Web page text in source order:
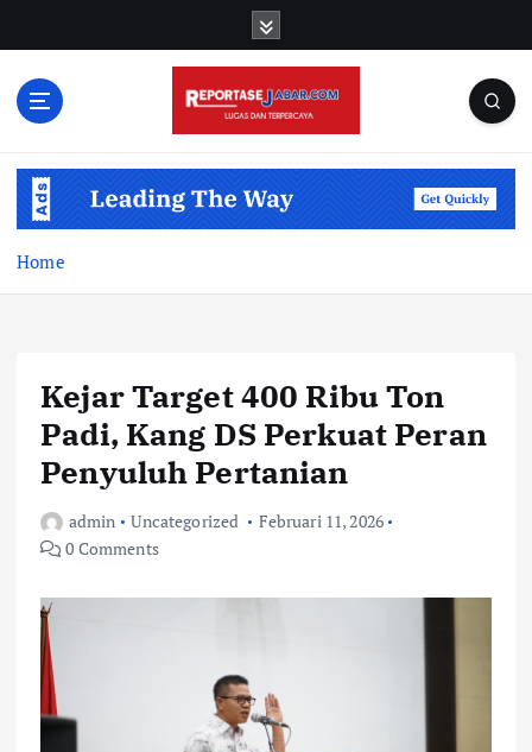
Home
Kejar Target 400 Ribu Ton
Padi, Kang DS Perkuat Peran
Penyuluh Pertanian
admin Uncategorized
Februari 11, 2026
0 Comments